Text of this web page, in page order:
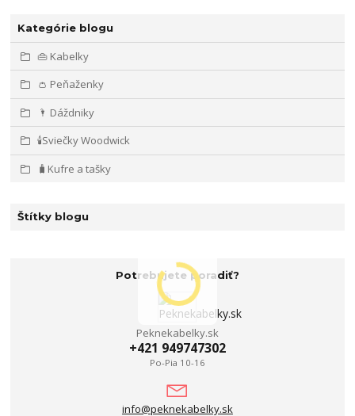
Kategórie blogu
👜 Kabelky
👛 Peňaženky
🌂 Dáždniky
🕯️Sviečky Woodwick
🧳Kufre a tašky
Štítky blogu
Potrebujete poradiť?
Peknekabelky.sk
+421 949747302
Po-Pia 10-16
info@peknekabelky.sk